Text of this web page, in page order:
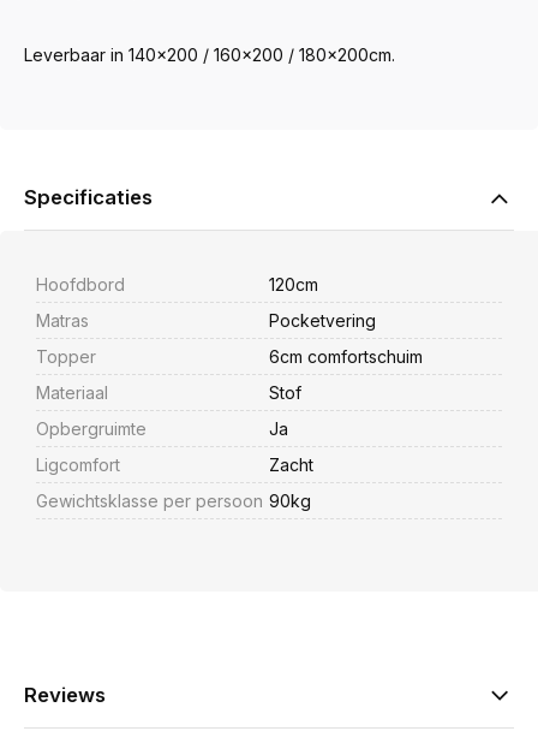
Leverbaar in 140x200 / 160x200 / 180x200cm.
Specificaties
Hoofdbord
120cm
Matras
Pocketvering
Topper
6cm comfortschuim
Materiaal
Stof
Opbergruimte
Ja
Ligcomfort
Zacht
Gewichtsklasse per persoon 90kg
Reviews